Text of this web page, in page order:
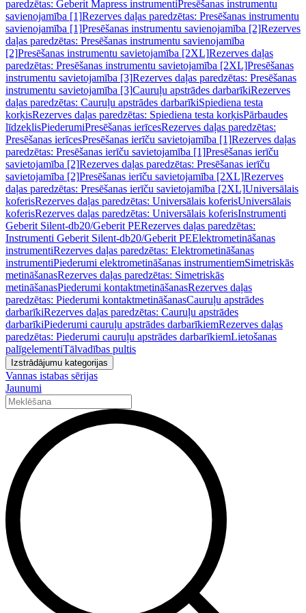
paredzētas: Geberit Mapress instrumentiPresēšanas instrumentu
savienojamība [1]Rezerves daļas paredzētas: Presēšanas instrumentu
savienojamība [1]Presēšanas instrumentu savienojamība [2]Rezerves
daļas paredzētas: Presēšanas instrumentu savienojamība
[2]Presēšanas instrumentu savietojamība [2XL]Rezerves daļas
paredzētas: Presēšanas instrumentu savietojamība [2XL]Presēšanas
instrumentu savietojamība [3]Rezerves daļas paredzētas: Presēšanas
instrumentu savietojamība [3]Cauruļu apstrādes darbarīkiRezerves
daļas paredzētas: Cauruļu apstrādes darbarīkiSpiediena testa
korķisRezerves daļas paredzētas: Spiediena testa korķisPārbaudes
līdzeklisPiederumiPresēšanas ierīcesRezerves daļas paredzētas:
Presēšanas ierīcesPresēšanas ierīču savietojamība [1]Rezerves daļas
paredzētas: Presēšanas ierīču savietojamība [1]Presēšanas ierīču
savietojamība [2]Rezerves daļas paredzētas: Presēšanas ierīču
savietojamība [2]Presēšanas ierīču savietojamība [2XL]Rezerves
daļas paredzētas: Presēšanas ierīču savietojamība [2XL]Universālais
koferisRezerves daļas paredzētas: Universālais koferisUniversālais
koferisRezerves daļas paredzētas: Universālais koferisInstrumenti
Geberit Silent-db20/Geberit PERezerves daļas paredzētas:
Instrumenti Geberit Silent-db20/Geberit PEElektrometināšanas
instrumentiRezerves daļas paredzētas: Elektrometināšanas
instrumentiPiederumi elektrometināšanas instrumentiemSimetriskās
metināšanasRezerves daļas paredzētas: Simetriskās
metināšanasPiederumi kontaktmetināšanasRezerves daļas
paredzētas: Piederumi kontaktmetināšanasCauruļu apstrādes
darbarīkiRezerves daļas paredzētas: Cauruļu apstrādes
darbarīkiPiederumi cauruļu apstrādes darbarīkiemRezerves daļas
paredzētas: Piederumi cauruļu apstrādes darbarīkiemLietošanas
palīgelementiTālvadības pultis
Izstrādājumu kategorijas
Vannas istabas sērijas
Jaunumi